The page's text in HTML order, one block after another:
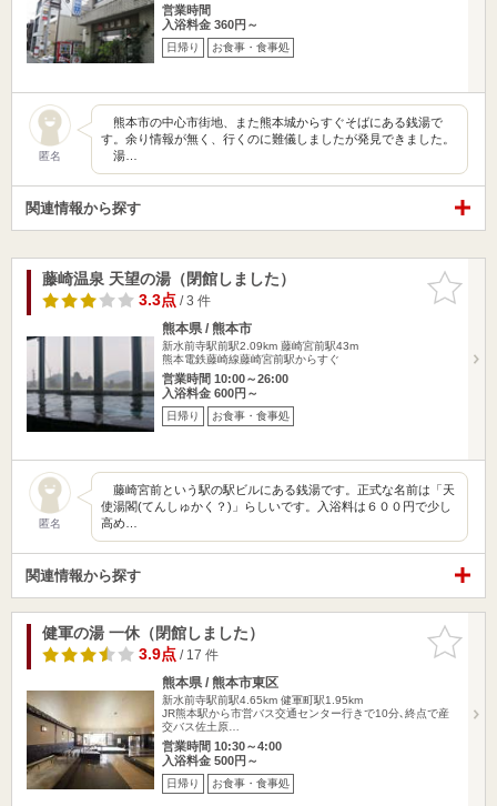
営業時間
入浴料金 360円～
日帰り お食事・食事処
匿名
熊本市の中心市街地、また熊本城からすぐそばにある銭湯で
す。余り情報が無く、行くのに難儀しましたが発見できました。
湯…
関連情報から探す
お気に入
りに追加
藤崎温泉 天望の湯（閉館しました）
3.3点/ 3 件
熊本県 / 熊本市
新水前寺駅前駅2.09km 藤崎宮前駅43m
熊本電鉄藤崎線藤崎宮前駅からすぐ
営業時間 10:00～26:00
入浴料金 600円～
日帰り お食事・食事処
匿名
藤崎宮前という駅の駅ビルにある銭湯です。正式な名前は「天
使湯閣(てんしゅかく？)」らしいです。入浴料は６００円で少し
高め…
関連情報から探す
お気に入
りに追加
健軍の湯 一休（閉館しました）
3.9点/ 17 件
熊本県 / 熊本市東区
新水前寺駅前駅4.65km 健軍町駅1.95km
JR熊本駅から市営バス交通センター行きで10分､終点で産
交バス佐土原…
営業時間 10:30～4:00
入浴料金 500円～
日帰り お食事・食事処